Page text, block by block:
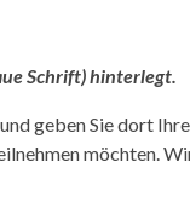
Schrift) hinterlegt.
und geben Sie dort
möchten.